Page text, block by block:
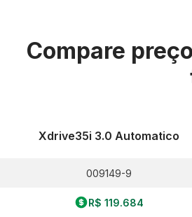
Compare
Xdrive35i 3.0 Automatico
009149-9
R$ 119.684